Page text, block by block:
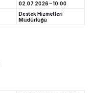
02.07.2026 – 10:00
Destek Hizmetleri
Müdürlüğü